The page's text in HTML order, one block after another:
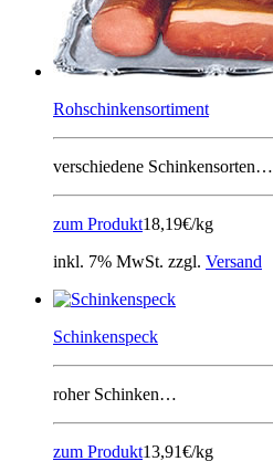
Rohschinkensortiment
verschiedene Schinkensorten…
zum Produkt18,19€/kg
inkl. 7% MwSt. zzgl. Versand
Schinkenspeck
roher Schinken…
zum Produkt13,91€/kg